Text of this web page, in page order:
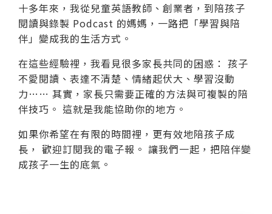
十多年來，我從兒童英語教師、創業者，到陪孩子
閱讀與錄製 Podcast 的媽媽，一路把「學習與陪
伴」變成我的生活方式。
在這些經驗裡，我看見很多家長共同的困惑： 孩子
不愛閱讀、表達不清楚、情緒起伏大、學習沒動
力…… 其實，家長只需要正確的方法與可複製的陪
伴技巧。 這就是我能協助你的地方。
如果你希望在有限的時間裡，更有效地陪孩子成
長， 歡迎訂閱我的電子報。 讓我們一起，把陪伴變
成孩子一生的底氣。